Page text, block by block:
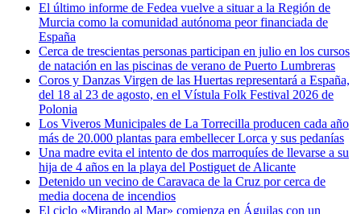
El último informe de Fedea vuelve a situar a la Región de
Murcia como la comunidad autónoma peor financiada de
España
Cerca de trescientas personas participan en julio en los cursos
de natación en las piscinas de verano de Puerto Lumbreras
Coros y Danzas Virgen de las Huertas representará a España,
del 18 al 23 de agosto, en el Vístula Folk Festival 2026 de
Polonia
Los Viveros Municipales de La Torrecilla producen cada año
más de 20.000 plantas para embellecer Lorca y sus pedanías
Una madre evita el intento de dos marroquíes de llevarse a su
hija de 4 años en la playa del Postiguet de Alicante
Detenido un vecino de Caravaca de la Cruz por cerca de
media docena de incendios
El ciclo «Mirando al Mar» comienza en Águilas con un